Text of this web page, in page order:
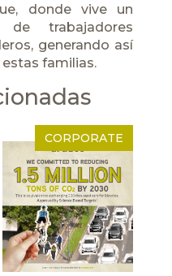
donde vive un
de trabajadores
generando así
familias.
CORPORATE